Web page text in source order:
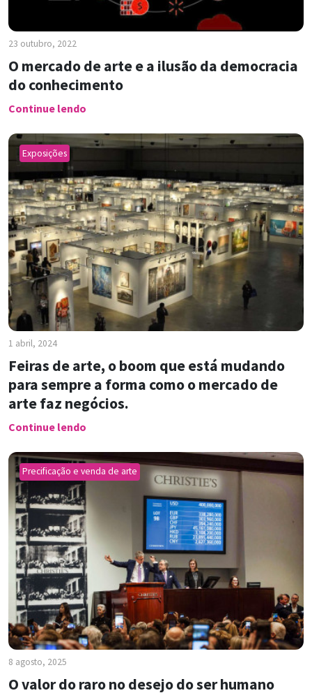
23 outubro, 2022
O mercado de arte e a ilusão da democracia
do conhecimento
Continue lendo
Exposições
1 abril, 2024
Feiras de arte, o boom que está mudando
para sempre a forma como o mercado de
arte faz negócios.
Continue lendo
Precificação e venda de arte
8 agosto, 2025
O valor do raro no desejo do ser humano